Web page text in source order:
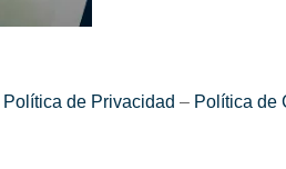
lc
Política de Privacidad –Política de